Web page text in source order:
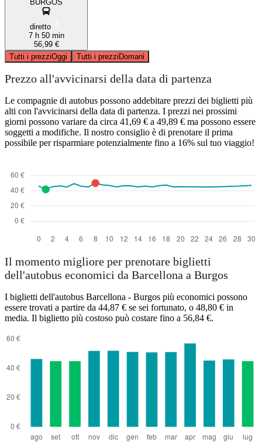
BURGOS
diretto
7 h 50 min
56,99 €
Tutti i prezziOggi Tutti i prezziDomani
Prezzo all'avvicinarsi della data di partenza
Le compagnie di autobus possono addebitare prezzi dei biglietti più
alti con l'avvicinarsi della data di partenza. I prezzi nei prossimi
giorni possono variare da circa 41,69 € a 49,89 € ma possono essere
soggetti a modifiche. Il nostro consiglio è di prenotare il prima
possibile per risparmiare potenzialmente fino a 16% sul tuo viaggio!
Il momento migliore per prenotare biglietti
dell'autobus economici da Barcellona a Burgos
I biglietti dell'autobus Barcellona - Burgos più economici possono
essere trovati a partire da 44,87 € se sei fortunato, o 48,80 € in
media. Il biglietto più costoso può costare fino a 56,84 €.